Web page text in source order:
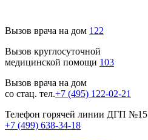
Вызов врача на дом 122
Вызов круглосуточной
медицинской помощи 103
Вызов врача на дом
со стац. тел.+7 (495) 122-02-21
Телефон горячей линии ДГП №15
+7 (499) 638-34-18